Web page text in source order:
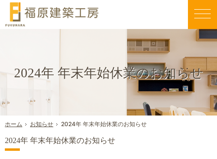
2024年 年末年始休業のお知らせ
親切丁寧な仕事が評判です。毎日早く帰りたくなる家づくりを行う当社にお任せください。
新築一戸建て・工務店・屋上庭園（大阪八尾市）なら福原建築工房のエコスハウス
ホーム お知らせ 2024年 年末年始休業のお知らせ
2024年 年末年始休業のお知らせ